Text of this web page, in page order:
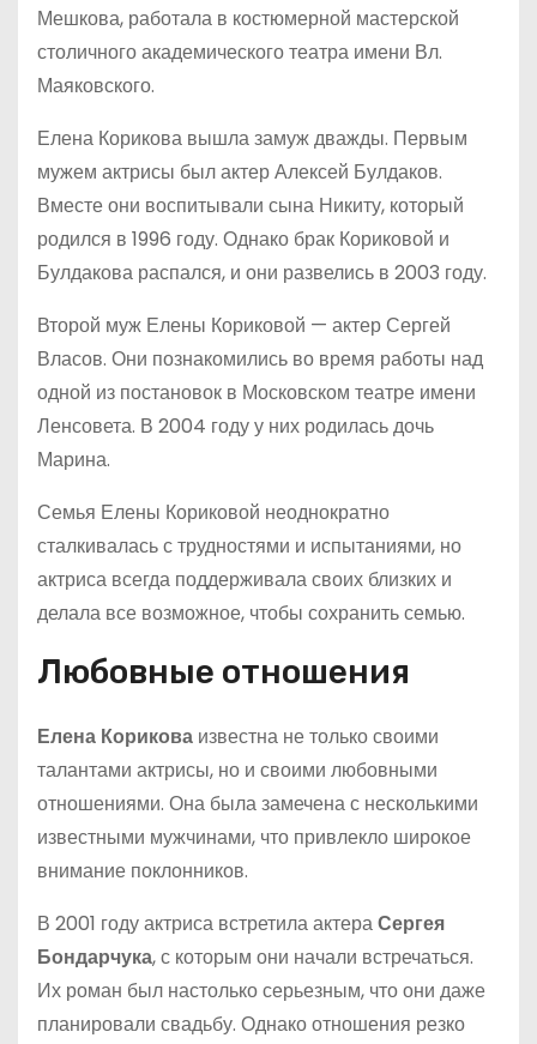
Мешкова, работала в костюмерной мастерской
столичного академического театра имени Вл.
Маяковского.
Елена Корикова вышла замуж дважды. Первым
мужем актрисы был актер Алексей Булдаков.
Вместе они воспитывали сына Никиту, который
родился в 1996 году. Однако брак Кориковой и
Булдакова распался, и они развелись в 2003 году.
Второй муж Елены Кориковой — актер Сергей
Власов. Они познакомились во время работы над
одной из постановок в Московском театре имени
Ленсовета. В 2004 году у них родилась дочь
Марина.
Семья Елены Кориковой неоднократно
сталкивалась с трудностями и испытаниями, но
актриса всегда поддерживала своих близких и
делала все возможное, чтобы сохранить семью.
Любовные отношения
Елена Корикова известна не только своими
талантами актрисы, но и своими любовными
отношениями. Она была замечена с несколькими
известными мужчинами, что привлекло широкое
внимание поклонников.
В 2001 году актриса встретила актераСергея
Бондарчука, с которым они начали встречаться.
Их роман был настолько серьезным, что они даже
планировали свадьбу. Однако отношения резко